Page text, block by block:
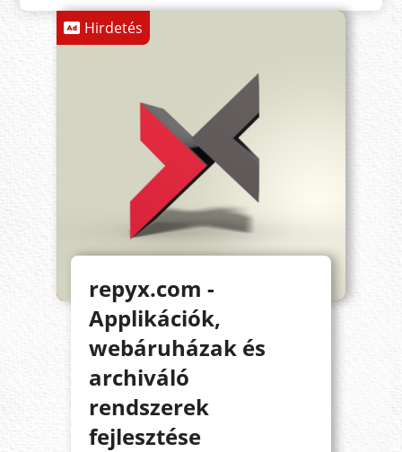
Hirdetés
repyx.com -
Applikációk,
webáruházak és
archiváló
rendszerek
fejlesztése